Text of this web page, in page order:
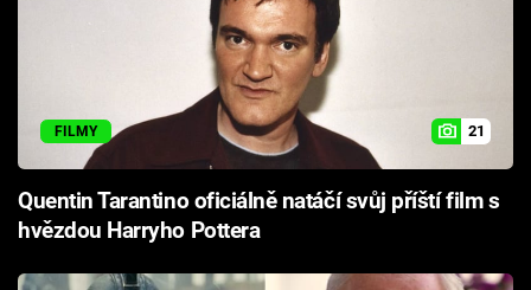
FILMY 21
Quentin Tarantino oficiálně natáčí svůj příští film s
hvězdou Harryho Pottera